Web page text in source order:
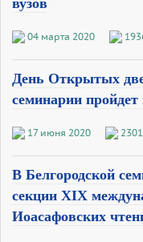
04 марта 2020
День Открытых
семинарии
17 июня 2020 2301
В Белгородской
секции XIX
Иоасафовских